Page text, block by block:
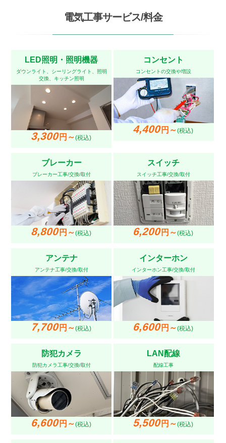
電気工事サービス/料金
LED照明・照明機器
ダウンライト、シーリングライト、照明
交換、キッチン照明
3,300円～(税込)
コンセント
コンセントの交換や増設
4,400円～(税込)
ブレーカー
ブレーカー工事/交換/取付
8,800円～(税込)
スイッチ
スイッチ工事/交換/取付
6,200円～(税込)
アンテナ
アンテナ工事/交換/取付
7,700円～(税込)
インターホン
インターホン工事/交換/取付
6,600円～(税込)
防犯カメラ
防犯カメラ工事/交換/取付
6,600円～(税込)
LAN配線
配線工事
5,500円～(税込)